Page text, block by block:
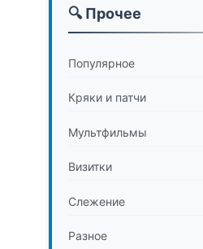
🔍 Прочее
Популярное
Кряки и патчи
Мультфильмы
Визитки
Слежение
Разное